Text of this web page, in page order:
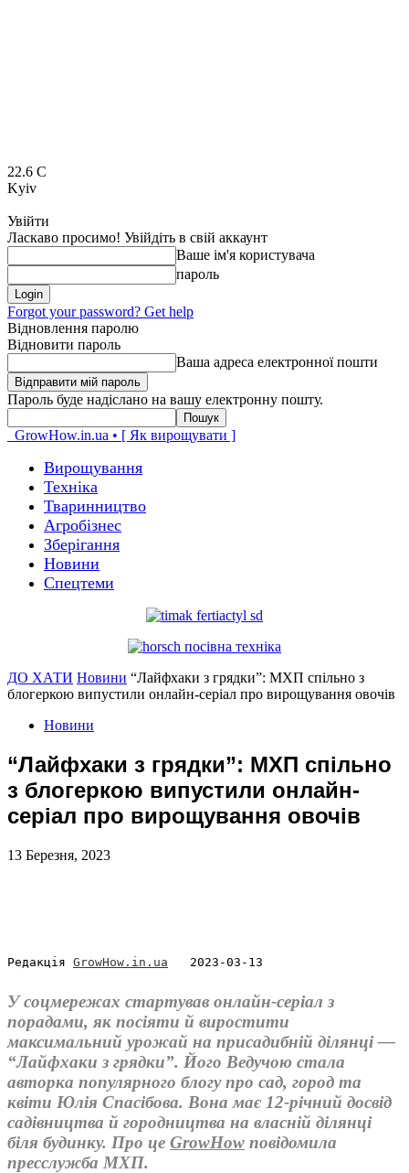
22.6 C
Kyiv
Увійти
Ласкаво просимо! Увійдіть в свій аккаунт
Ваше ім'я користувача
пароль
Forgot your password? Get help
Відновлення паролю
Відновити пароль
Ваша адреса електронної пошти
Пароль буде надіслано на вашу електронну пошту.
GrowHow.in.ua • [ Як вирощувати ]
Вирощування
Техніка
Тваринництво
Агробізнес
Зберігання
Новини
Спецтеми
ДО ХАТИ Новини “Лайфхаки з грядки”: МХП спільно з
блогеркою випустили онлайн-серіал про вирощування овочів
Новини
“Лайфхаки з грядки”: МХП спільно
з блогеркою випустили онлайн-
серіал про вирощування овочів
13 Березня, 2023
Редакція GrowHow.in.ua 2023-03-13
У соцмережах стартував онлайн-серіал з
порадами, як посіяти й виростити
максимальний урожай на присадибній ділянці —
“Лайфхаки з грядки”. Його Ведучою стала
авторка популярного блогу про сад, город та
квіти Юлія Спасібова. Вона має 12-річний досвід
садівництва й городництва на власній ділянці
біля будинку. Про це GrowHow повідомила
пресслужба МХП.